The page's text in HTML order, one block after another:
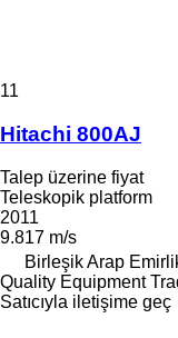
11
Hitachi 800AJ
Talep üzerine fiyat
Teleskopik platform
2011
9.817 m/s
Birleşik Arap
Quality Equipment
Satıcıyla iletişime geç